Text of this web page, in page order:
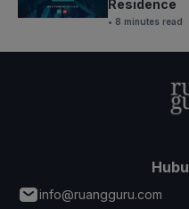
Residence
• 8 minutes read
info@ruangguru.com